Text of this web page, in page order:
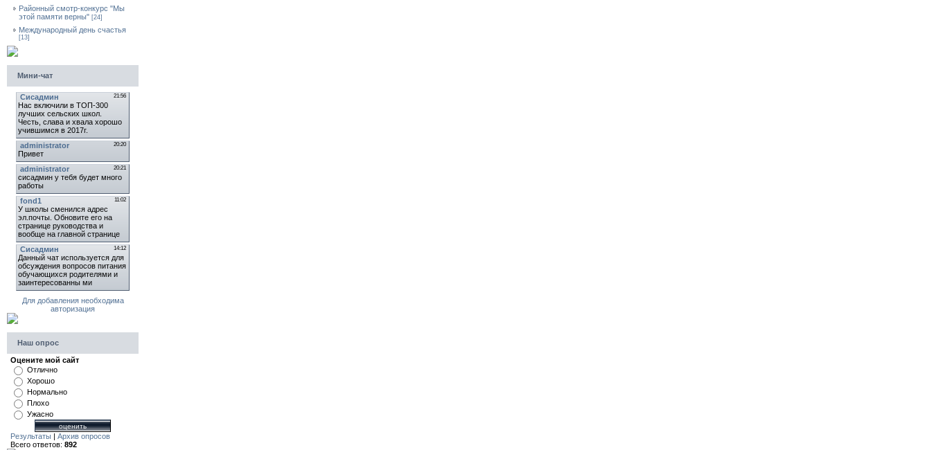
Районный смотр-конкурс "Мы
этой памяти верны" [24]
Международный день счастья
[13]
Мини-чат
Для добавления необходима
авторизация
Наш опрос
Оцените мой сайт
Отлично
Хорошо
Нормально
Плохо
Ужасно
Результаты | Архив опросов
Всего ответов: 892